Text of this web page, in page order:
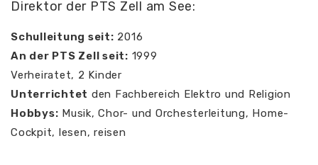
Direktor der PTS Zell am See:
Schulleitung seit: 2016
An der PTS Zell seit: 1999
Verheiratet, 2 Kinder
Unterrichtet den Fachbereich Elektro und Religion
Hobbys: Musik, Chor- und Orchesterleitung, Home-
Cockpit, lesen, reisen